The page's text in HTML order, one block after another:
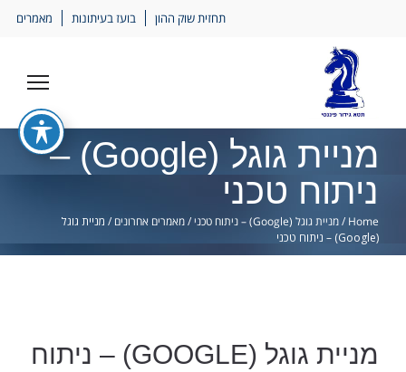
תחזית שוק ההון בועז בעיתונות מאמרים
מניית גוגל (Google) –
ניתוח טכני
Home
/מניית גוגל (Google) – ניתוח טכני /מאמרים אחרונים / מניית גוגל
(Google) – ניתוח טכני
מניית גוגל (GOOGLE) – ניתוח